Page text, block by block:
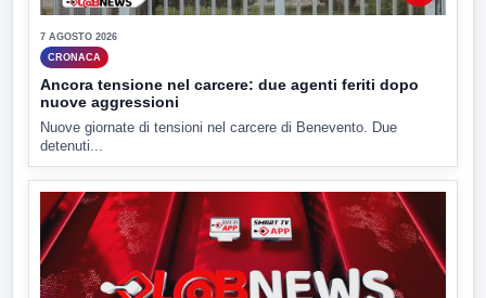
7 AGOSTO 2026
CRONACA
Ancora tensione nel carcere: due agenti feriti dopo
nuove aggressioni
Nuove giornate di tensioni nel carcere di Benevento. Due
detenuti...